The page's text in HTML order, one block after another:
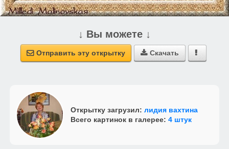
↓ Вы можете ↓
 Отправить эту открытку  Скачать 
Открытку загрузил: лидия вахтина
Всего картинок в галерее: 4 штук